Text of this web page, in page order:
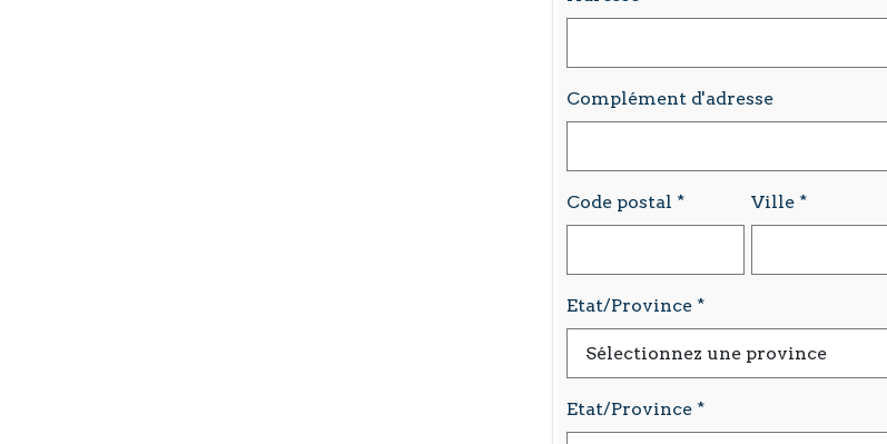
Complément d'adresse
Code postal Ville
Etat/Province
Etat/Province